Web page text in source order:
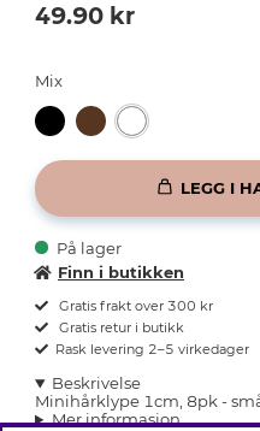
49.90 kr
Mix
LEGG I
På lager
Finn i butikken
Gratis frakt over 300 kr
Gratis retur i butikk
Rask levering 2–5 virkedager
Beskrivelse
Minihårklype 1cm, 8pk -
Mer informasjon